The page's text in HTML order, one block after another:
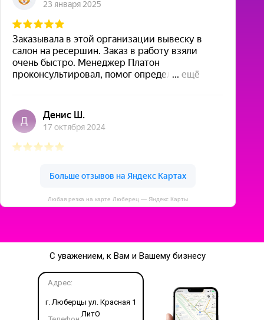
Любая резка на карте Люберец — Яндекс Карты
С уважением, к Вам и Вашему бизнесу
Адрес:
г. Люберцы ул. Красная 1
ЛитО